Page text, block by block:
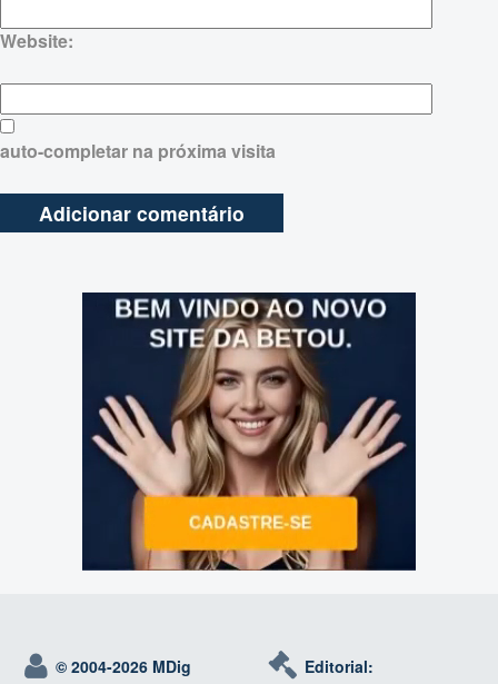
Website:
auto-completar na próxima visita
© 2004-2026 MDig
Editorial: